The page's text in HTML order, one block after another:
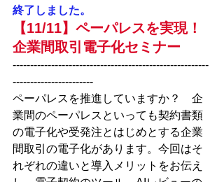
終了しました。
【11/11】ペーパレスを実現！
企業間取引電子化セミナー
--------------------------------------------------------
-----------------------
ペーパレスを推進していますか？　企
業間のペーパレスといっても契約書類
の電子化や受発注とはじめとする企業
間取引の電子化があります。今回はそ
れぞれの違いと導入メリットをお伝え